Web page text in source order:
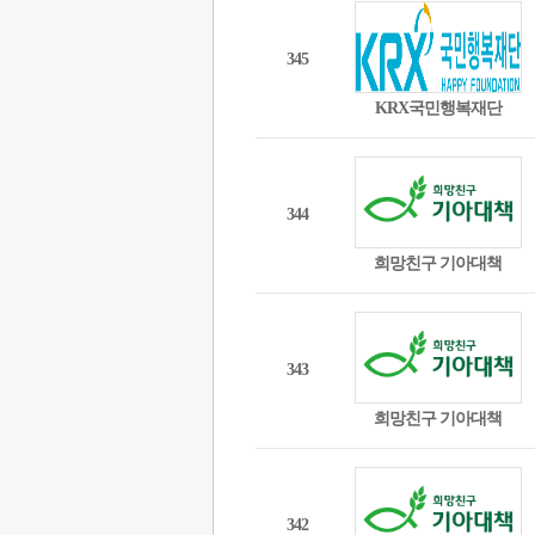
345
KRX국민행복재단
344
희망친구 기아대책
343
희망친구 기아대책
342